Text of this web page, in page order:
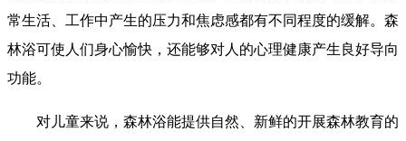
常生活、工作中产生的压力和焦虑感都有不同程度的缓解。森
林浴可使人们身心愉快，还能够对人的心理健康产生良好导向
功能。
对儿童来说，森林浴能提供自然、新鲜的开展森林教育的